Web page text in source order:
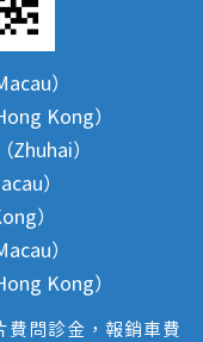
）
Kong）
Zhuhai）
）
）
）
Kong）
費問診金，報銷車費